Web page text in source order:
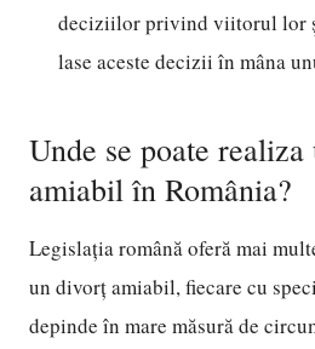
deciziilor privind viitorul lor
lase aceste decizii în mâna
Unde se poate
amiabil în România?
Legislația română oferă mai
un divorț amiabil, fiecare cu
depinde în mare măsură de